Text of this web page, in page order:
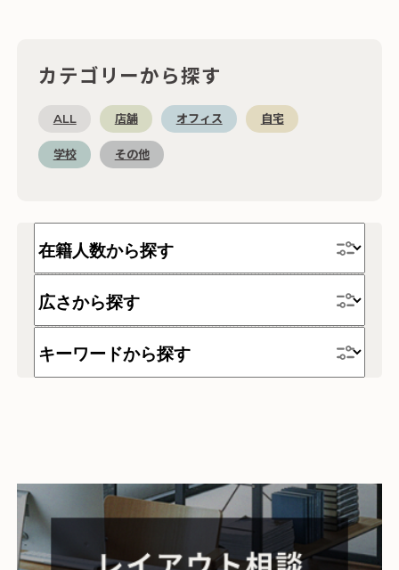
カテゴリーから探す
ALL 店舗 オフィス 自宅
学校 その他